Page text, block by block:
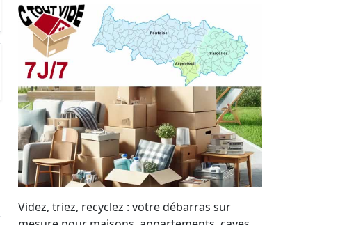
Videz, triez, recyclez : votre débarras sur